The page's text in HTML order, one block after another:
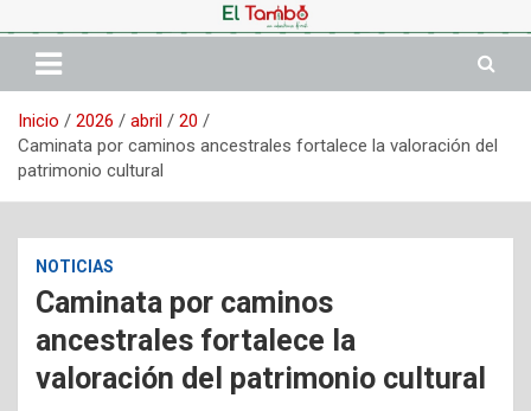
al
contenido
Inicio 2026 abril
20
Caminata por caminos ancestrales fortalece la valoración del
patrimonio cultural
NOTICIAS
Caminata por caminos
ancestrales fortalece la
valoración del patrimonio cultural